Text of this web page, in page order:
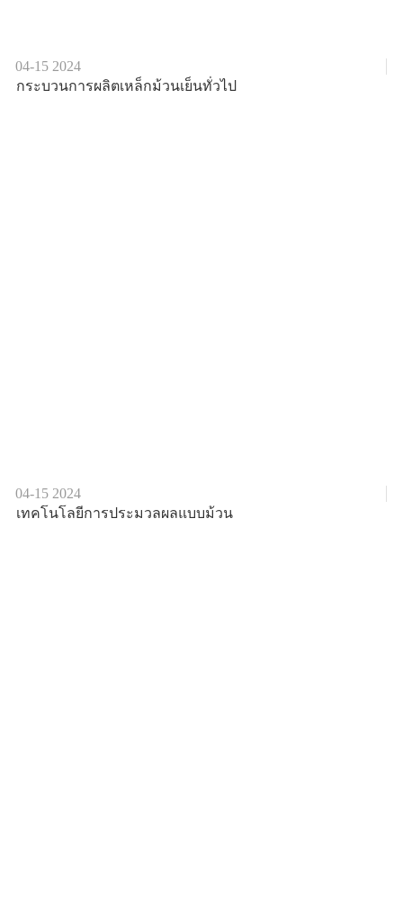
04-15 2024
กระบวนการผลิตเหล็กม้วนเย็นทั่วไป
04-15 2024
เทคโนโลยีการประมวลผลแบบม้วน